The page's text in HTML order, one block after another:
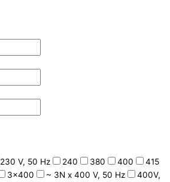
230 V, 50 Hz 240 380 400
415
3x400 ~ 3N x 400 V, 50 Hz
400V,